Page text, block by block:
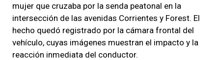
mujer que cruzaba por la senda peatonal en la
intersección de las avenidas Corrientes y Forest. El
hecho quedó registrado por la cámara frontal del
vehículo, cuyas imágenes muestran el impacto y la
reacción inmediata del conductor.